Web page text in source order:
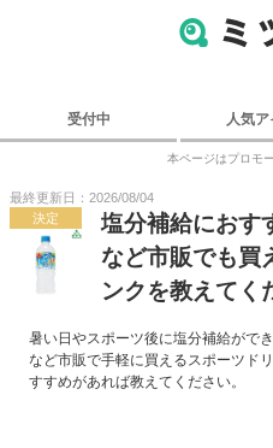
受付中 人気
本ページはプロモ
最終更新日：2026/08/04
決定
塩分補給におす
など市販でも買
ンクを教えてく
暑い日やスポーツ後に塩分補給がで
など市販で手軽に買えるスポーツド
すすめがあれば教えてください。